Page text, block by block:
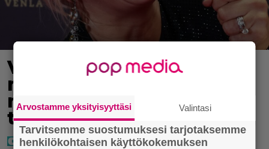
Vappu Pimiästä tuli
miljoonikko – eikä yksi
milli edes riitä, näin se
tapahtui
Arvostamme yksityisyyttäsi Valintasi
Tarvitsemme suostumuksesi tarjotaksemme
henkilökohtaisen käyttökokemuksen